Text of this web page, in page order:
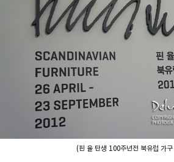
(핀 율 탄생 100주년전 북유럽 가